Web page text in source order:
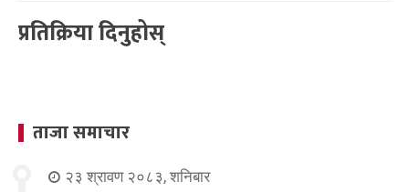
प्रतिक्रिया दिनुहोस्
ताजा समाचार
२३ श्रावण २०८३, शनिबार